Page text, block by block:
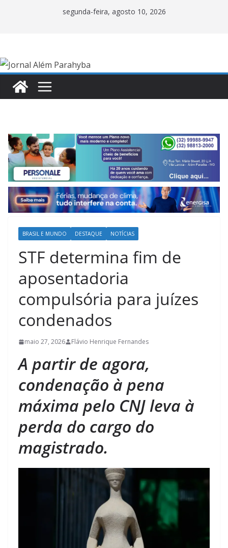
segunda-feira, agosto 10, 2026
BRASIL E MUNDO DESTAQUE NOTÍCIAS
STF determina fim de
aposentadoria
compulsória para juízes
condenados
maio 27, 2026 Flávio Henrique Fernandes
A partir de agora,
condenação à pena
máxima pelo CNJ leva à
perda do cargo do
magistrado.